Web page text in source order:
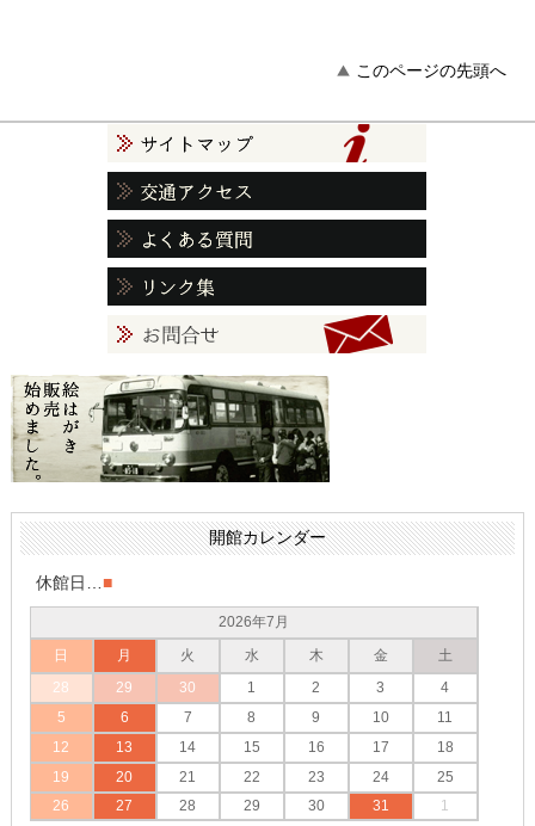
このページの先頭へ
開館カレンダー
休館日…■
2026年7月
日
月 火 水 木 金
土
28
29 30 1 2 3
4
5
6 7 8 9 10
11
12
13 14 15 16 17
18
19
20 21 22 23 24
25
26
27 28 29 30 31 1